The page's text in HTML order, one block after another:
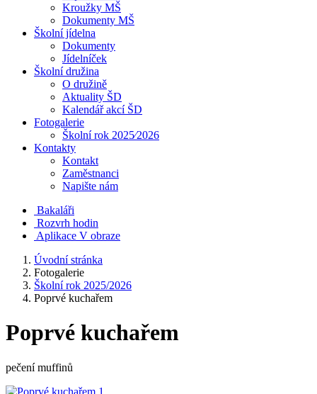
Kroužky MŠ
Dokumenty MŠ
Školní jídelna
Dokumenty
Jídelníček
Školní družina
O družině
Aktuality ŠD
Kalendář akcí ŠD
Fotogalerie
Školní rok 2025⁄2026
Kontakty
Kontakt
Zaměstnanci
Napište nám
Bakaláři
Rozvrh hodin
Aplikace V obraze
Úvodní stránka
Fotogalerie
Školní rok 2025/2026
Poprvé kuchařem
Poprvé kuchařem
pečení muffinů